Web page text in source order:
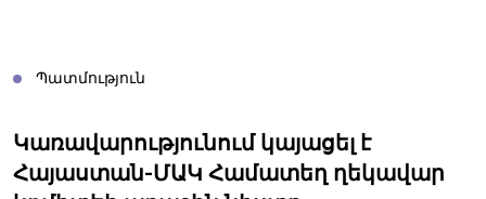
Պատմություն
Կառավարությունում կայացել է
Հայաստան-ՄԱԿ Համատեղ ղեկավար